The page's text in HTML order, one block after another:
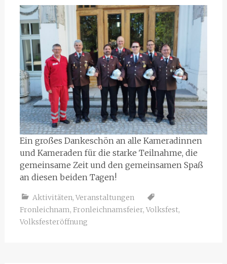
Ein großes Dankeschön an alle Kameradinnen
und Kameraden für die starke Teilnahme, die
gemeinsame Zeit und den gemeinsamen Spaß
an diesen beiden Tagen!
Aktivitäten, Veranstaltungen
Fronleichnam, Fronleichnamsfeier, Volksfest,
Volksfesteröffnung